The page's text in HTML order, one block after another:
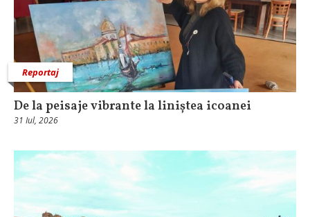
Reportaj
De la peisaje vibrante la liniștea icoanei
31 Iul, 2026